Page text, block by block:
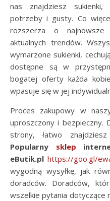
nas znajdziesz sukienki,
potrzeby i gusty. Co
rozszerza o
aktualnych trendów.
wymarzone sukienki,
dostępne są w
bogatej oferty każda
wpasuje się w jej
Proces zakupowy w
uproszczony i bezpieczny.
strony, łatwo
Popularny sklep
eButik.pl https://goo.gl/
wygodną wysyłkę, jak
doradców. Doradców,
wszelkie pytania dotyczące